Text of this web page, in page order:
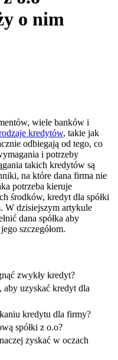
o nim
wiele banków i
kredytów, takie jak
odbiegają od tego, co
i potrzeby
takich kredytów są
na które dana firma nie
potrzeba kieruje
środków, kredyt dla spółki
W dzisiejszym artykule
dana spółka aby
szczegółom.
zwykły kredyt?
aby uzyskać kredyt dla
kredytu dla firmy?
spółki z o.o?
zyskać w oczach